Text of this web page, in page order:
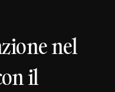
nel
il